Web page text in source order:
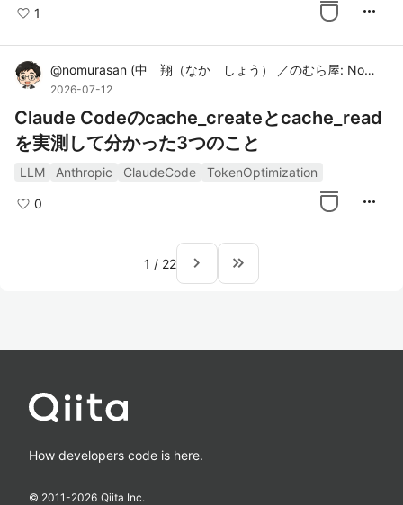
1 more_horiz
@nomurasan (中 翔（なか しょう） ／のむら屋: Nomura-ya
2026-07-12
Claude Codeのcache_createとcache_read
を実測して分かった3つのこと
LLM Anthropic ClaudeCode TokenOptimization
0 more_horiz
1 / 22 navigate_next keyboard_double_arrow_right
How developers code is here.
© 2011-2026 Qiita Inc.